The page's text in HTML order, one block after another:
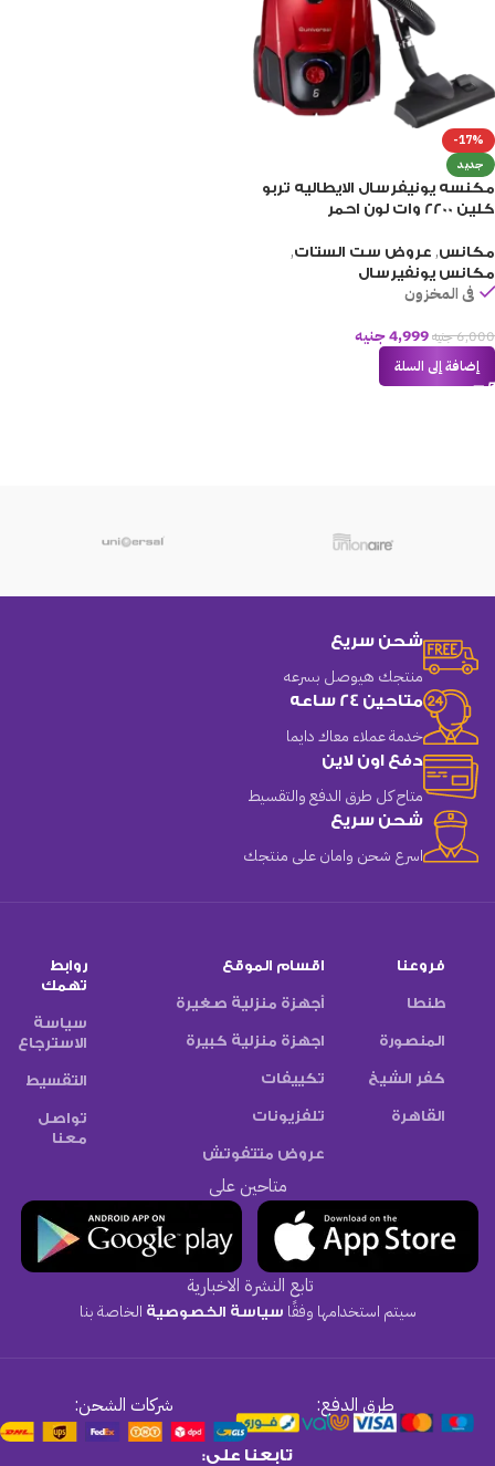
-17%
جديد
مكنسه يونيفرسال الايطاليه تربو
كلين 2200 وات لون احمر
مكانس, عروض ست الستات,
مكانس يونفيرسال
فى المخزون
6,000جنيه4,999جنيه
إضافة إلى السلة
شحن سريع
منتجك هيوصل بسرعه
متاحين 24 ساعه
خدمة عملاء معاك دايما
دفع اون لاين
متاح كل طرق الدفع والتقسيط
شحن سريع
اسرع شحن وامان على منتجك
فروعنا
طنطا
المنصورة
كفر الشيخ
القاهرة
اقسام الموقع
أجهزة منزلية صغيرة
اجهزة منزلية كبيرة
تكييفات
تلفزيونات
عروض متتفوتش
روابط
تهمك
سياسة
الاسترجاع
التقسيط
تواصل
معنا
متاحين على
تابع النشرة الاخبارية
سيتم استخدامها وفقًا سياسة الخصوصية الخاصة بنا
طرق الدفع: شركات الشحن:
تابعنا على: